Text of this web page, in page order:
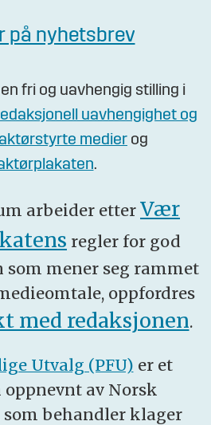
på nyhetsbrev
fri og uavhengig stilling i
uavhengighet og
medier og
.
arbeider etter Vær
regler for god
som mener seg rammet
oppfordres
med redaksjonen.
Utvalg (PFU) er et
av Norsk
som behandler klager